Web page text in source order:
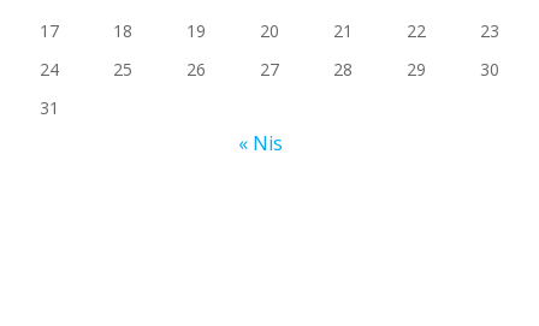
17
18 19 20 21 22
23
24
25 26 27 28 29
30
31
« Nis